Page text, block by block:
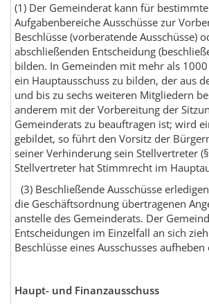
(1) Der Gemeinderat kann für bestimmte
Aufgabenbereiche Ausschüsse zur
Beschlüsse (vorberatende Ausschüsse)
abschließenden Entscheidung
bilden. In Gemeinden mit mehr als
ein Hauptausschuss zu bilden, der aus
und bis zu sechs weiteren Mitgliedern
anderem mit der Vorbereitung der
Gemeinderats zu beauftragen ist; wird
gebildet, so führt den Vorsitz der
seiner Verhinderung sein Stellvertreter
Stellvertreter hat Stimmrecht im
(3) Beschließende Ausschüsse
die Geschäftsordnung übertragenen
anstelle des Gemeinderats. Der
Entscheidungen im Einzelfall an sich
Beschlüsse eines Ausschusses
Haupt- und Finanzausschuss